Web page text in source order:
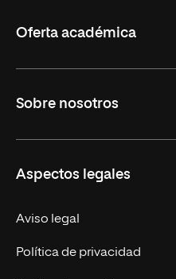
Oferta académica
Formación Continua
Sobre nosotros
Trabaja en UNIR
Actualidad
Contáctanos
Aspectos legales
Aviso legal
Política de privacidad